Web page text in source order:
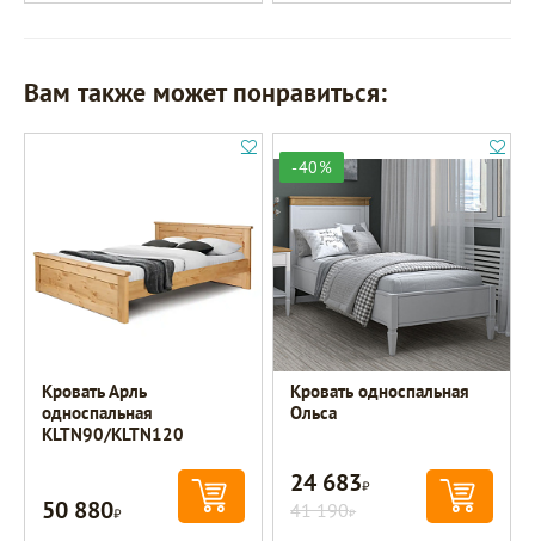
Вам также может понравиться:
Кровать Арль
односпальная
KLTN90/KLTN120
50 880Р
-40%
Кровать односпальная
Ольса
24 683Р
41 190Р